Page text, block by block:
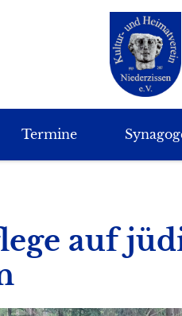
Termine
auf